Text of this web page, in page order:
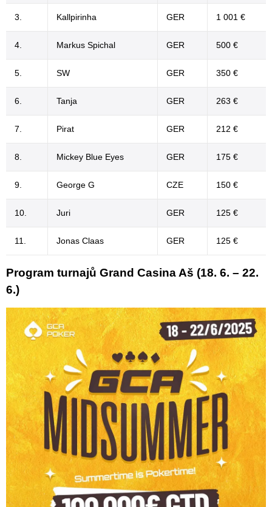
3. Kallpirinha GER 1 001 €
4. Markus Spichal GER 500 €
5. SW GER 350 €
6. Tanja GER 263 €
7. Pirat GER 212 €
8. Mickey Blue Eyes GER 175 €
9. George G CZE 150 €
10. Juri GER 125 €
11. Jonas Claas GER 125 €
Program turnajů Grand Casina Aš (18. 6. – 22.
6.)